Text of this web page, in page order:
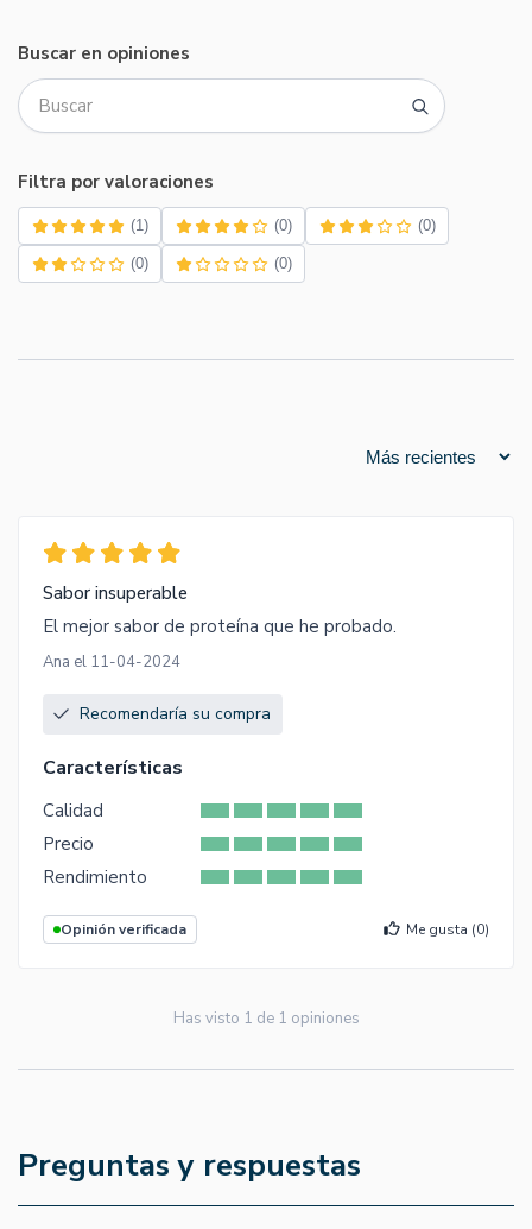
Buscar en opiniones
Filtra por valoraciones
(1) (0) (0)
(0) (0)
Sabor insuperable
El mejor sabor de proteína que he probado.
Ana el 11-04-2024
Recomendaría su compra
Características
Calidad
Precio
Rendimiento
Opinión verificada Me gusta (0)
Has visto 1 de 1 opiniones
Preguntas y respuestas